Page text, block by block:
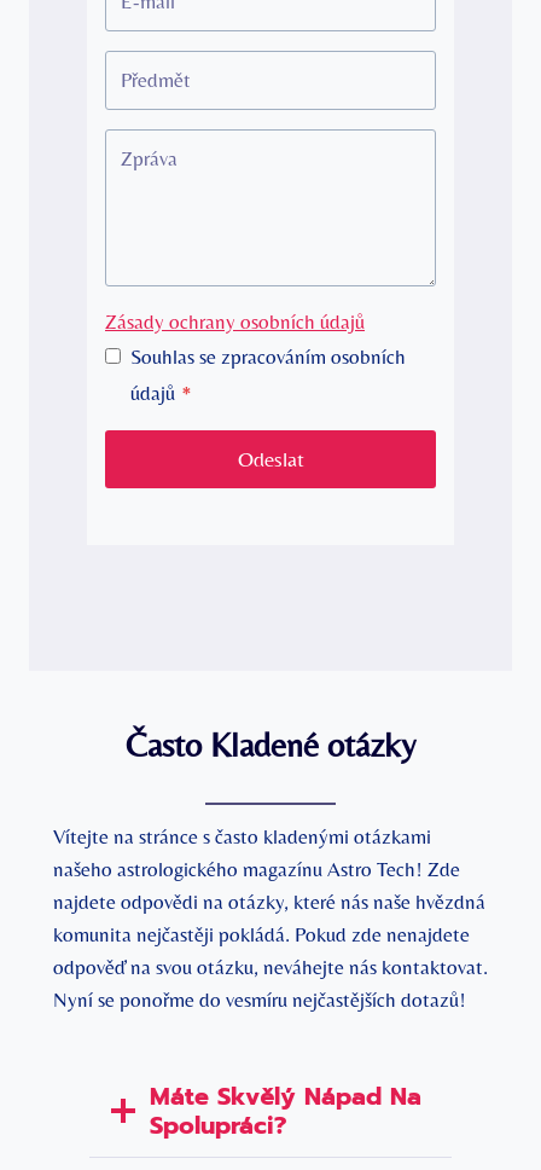
Zásady ochrany osobních údajů
Souhlas se zpracováním osobních
údajů *
Odeslat
Často Kladené otázky
Vítejte na stránce s často kladenými otázkami
našeho astrologického magazínu Astro Tech! Zde
najdete odpovědi na otázky, které nás naše hvězdná
komunita nejčastěji pokládá. Pokud zde nenajdete
odpověď na svou otázku, neváhejte nás kontaktovat.
Nyní se ponořme do vesmíru nejčastějších dotazů!
Máte Skvělý Nápad Na
Spolupráci?